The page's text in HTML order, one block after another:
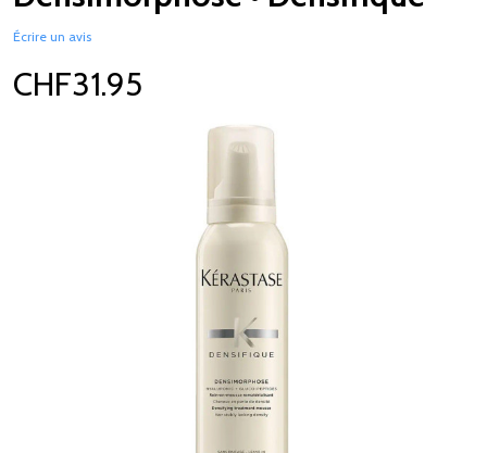
Écrire un avis
CHF31.95